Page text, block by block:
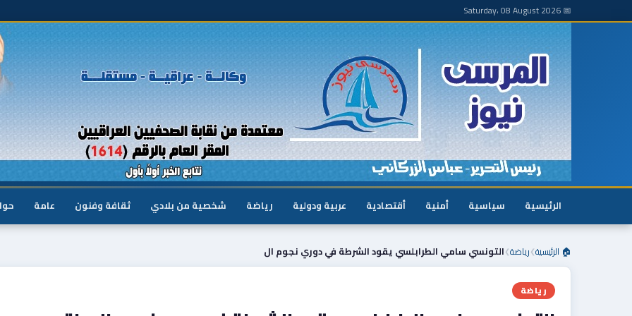
📅 Saturday، 08 August 2026
الرئيسية سياسية أمنية أقتصادية عربية ودولية رياضة شخصية من بلادي ثقافة وفنون عامة
🏠 الرئيسية❯رياضة❯التونسي سامي الطرابلسي يقود الشرطة في دوري نجوم ال
رياضة